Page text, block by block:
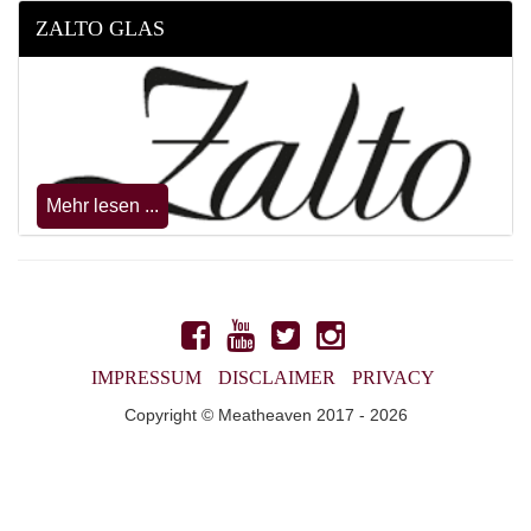
ZALTO GLAS
Mehr lesen ...
IMPRESSUM DISCLAIMER PRIVACY
Copyright © Meatheaven 2017 - 2026